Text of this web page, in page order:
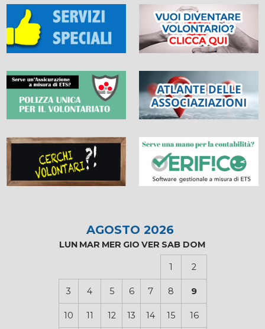
AGOSTO 2026
LUN MAR MER GIO VER SAB DOM
1 2
3 4 5 6 7 8 9
10 11 12 13 14 15 16